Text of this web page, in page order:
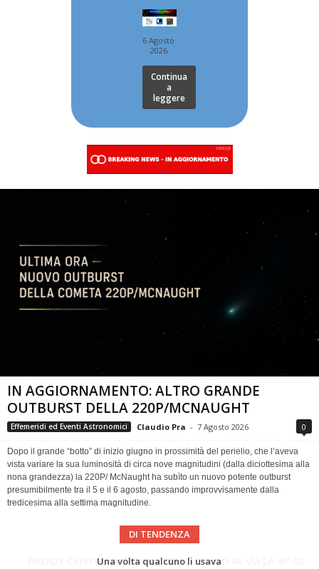
6 Agosto
2026
Continua
a
leggere
IN AGGIORNAMENTO: ALTRO GRANDE
OUTBURST DELLA 220P/MCNAUGHT
Effemeridi ed Eventi Astronomici Claudio Pra - 7 Agosto 2026 0
Dopo il grande “botto” di inizio giugno in prossimità del perielio, che l’aveva
vista variare la sua luminosità di circa nove magnitudini (dalla diciottesima alla
nona grandezza) la 220P/ McNaught ha subìto un nuovo potente outburst
presumibilmente tra il 5 e il 6 agosto, passando improvvisamente dalla
tredicesima alla settima magnitudine.
DI TENDENZA
Cielo del Mese di Agosto 2026